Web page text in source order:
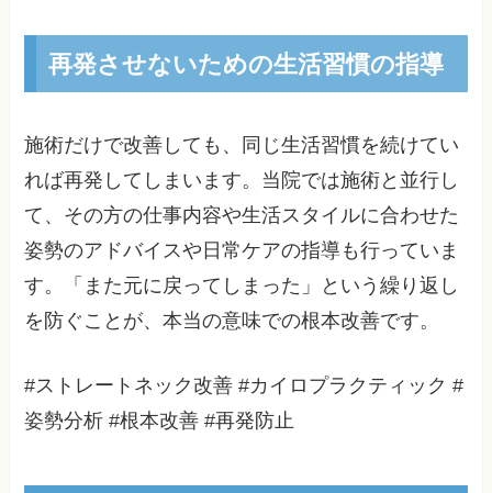
再発させないための生活習慣の指導
施術だけで改善しても、同じ生活習慣を続けてい
れば再発してしまいます。当院では施術と並行し
て、その方の仕事内容や生活スタイルに合わせた
姿勢のアドバイスや日常ケアの指導も行っていま
す。「また元に戻ってしまった」という繰り返し
を防ぐことが、本当の意味での根本改善です。
#ストレートネック改善 #カイロプラクティック #
姿勢分析 #根本改善 #再発防止